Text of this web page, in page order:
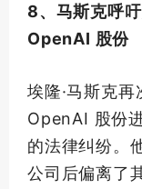
8、马斯克呼
OpenAI 股份
埃隆·马斯克
OpenAI 股份
的法律纠纷。
公司后偏离了